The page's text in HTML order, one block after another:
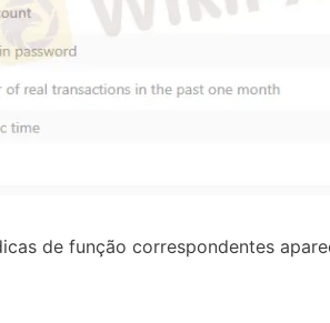
de função correspondentes